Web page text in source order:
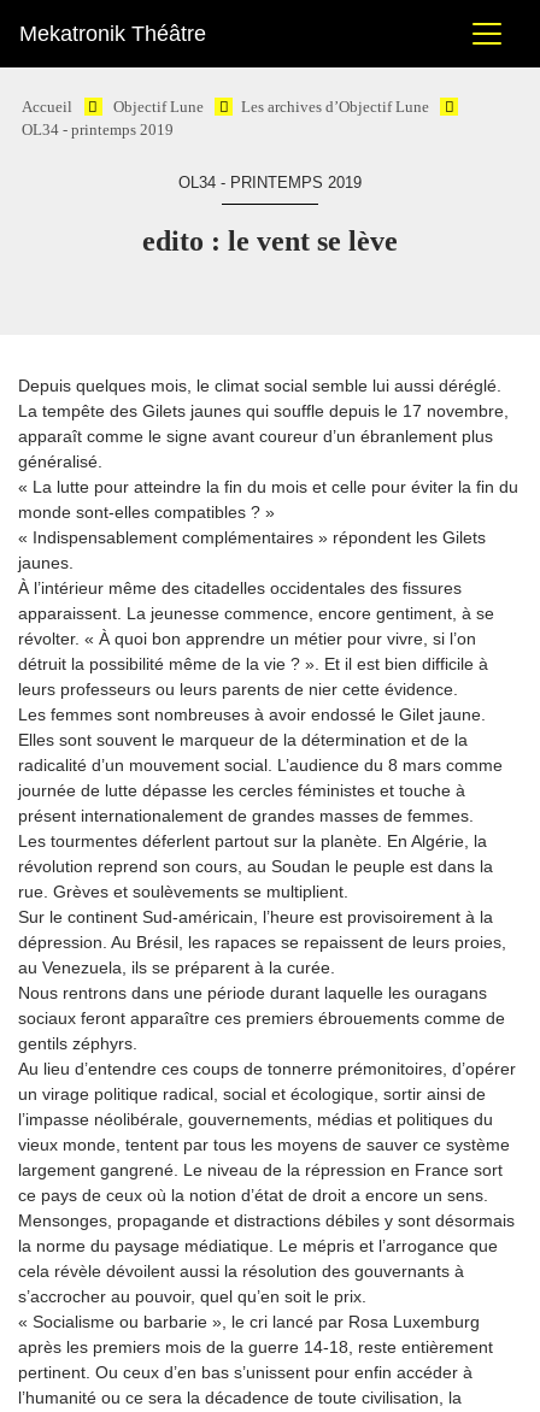
Mekatronik Théâtre
Accueil Objectif Lune
Les archives d’Objectif Lune
OL34 - printemps 2019
OL34 - PRINTEMPS 2019
edito : le vent se lève
Depuis quelques mois, le climat social semble lui aussi déréglé.
La tempête des Gilets jaunes qui souffle depuis le 17 novembre,
apparaît comme le signe avant coureur d’un ébranlement plus
généralisé.
« La lutte pour atteindre la fin du mois et celle pour éviter la fin du
monde sont-elles compatibles ? »
« Indispensablement complémentaires » répondent les Gilets
jaunes.
À l’intérieur même des citadelles occidentales des fissures
apparaissent. La jeunesse commence, encore gentiment, à se
révolter. « À quoi bon apprendre un métier pour vivre, si l’on
détruit la possibilité même de la vie ? ». Et il est bien difficile à
leurs professeurs ou leurs parents de nier cette évidence.
Les femmes sont nombreuses à avoir endossé le Gilet jaune.
Elles sont souvent le marqueur de la détermination et de la
radicalité d’un mouvement social. L’audience du 8 mars comme
journée de lutte dépasse les cercles féministes et touche à
présent internationalement de grandes masses de femmes.
Les tourmentes déferlent partout sur la planète. En Algérie, la
révolution reprend son cours, au Soudan le peuple est dans la
rue. Grèves et soulèvements se multiplient.
Sur le continent Sud-américain, l’heure est provisoirement à la
dépression. Au Brésil, les rapaces se repaissent de leurs proies,
au Venezuela, ils se préparent à la curée.
Nous rentrons dans une période durant laquelle les ouragans
sociaux feront apparaître ces premiers ébrouements comme de
gentils zéphyrs.
Au lieu d’entendre ces coups de tonnerre prémonitoires, d’opérer
un virage politique radical, social et écologique, sortir ainsi de
l’impasse néolibérale, gouvernements, médias et politiques du
vieux monde, tentent par tous les moyens de sauver ce système
largement gangrené. Le niveau de la répression en France sort
ce pays de ceux où la notion d’état de droit a encore un sens.
Mensonges, propagande et distractions débiles y sont désormais
la norme du paysage médiatique. Le mépris et l’arrogance que
cela révèle dévoilent aussi la résolution des gouvernants à
s’accrocher au pouvoir, quel qu’en soit le prix.
« Socialisme ou barbarie », le cri lancé par Rosa Luxemburg
après les premiers mois de la guerre 14-18, reste entièrement
pertinent. Ou ceux d’en bas s’unissent pour enfin accéder à
l’humanité ou ce sera la décadence de toute civilisation, la